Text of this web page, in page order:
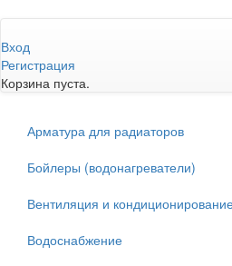
к
основному
содержанию
Вход
Регистрация
Корзина пуста.
Арматура для радиаторов
Бойлеры (водонагреватели)
Вентиляция и
Водоснабжение